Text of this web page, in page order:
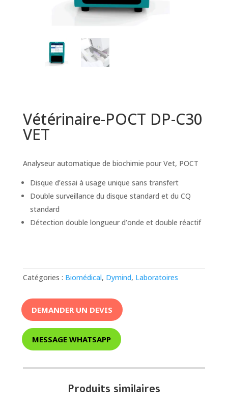
Vétérinaire-POCT DP-C30
VET
Analyseur automatique de biochimie pour Vet, POCT
Disque d’essai à usage unique sans transfert
Double surveillance du disque standard et du CQ
standard
Détection double longueur d’onde et double réactif
Catégories : Biomédical, Dymind, Laboratoires
DEMANDER UN DEVIS
MESSAGE WHATSAPP
Produits similaires